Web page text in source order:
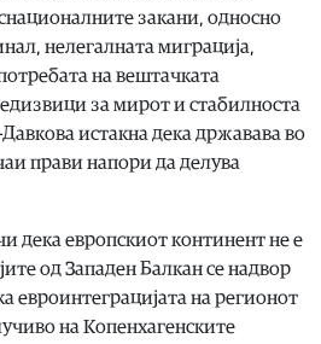
закани, односно
нелегалната миграција,
на вештачката
за мирот и стабилноста
истакна дека државава во
прави напори да делува
дека европскиот континент не е
од Западен Балкан се надвор
евроинтеграцијата на регионот
на Копенхагенските